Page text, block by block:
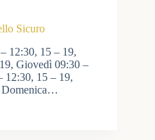
Sicuro
12:30, 15 – 19,
Giovedì 09:30 –
12:30, 15 – 19,
Domenica…